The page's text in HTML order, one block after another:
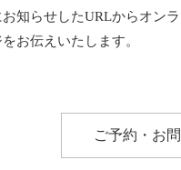
知らせしたURLからオン
お伝えいたします。
ご予約・お